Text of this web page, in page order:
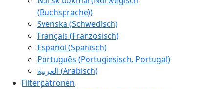
(Buchsprache))
Svenska (Schwedisch)
Français (Französisch)
Español (Spanisch)
Português (Portugiesisch, Portugal)
العربية (Arabisch)
Filterpatronen